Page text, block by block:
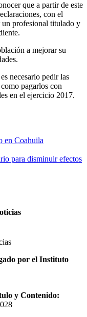
que a partir de este
con el
un profesional titulado y
a mejorar su
necesario pedir las
pagarlos con
en el ejercicio 2017.
en Coahuila
para disminuir efectos
por el Instituto
y Contenido: